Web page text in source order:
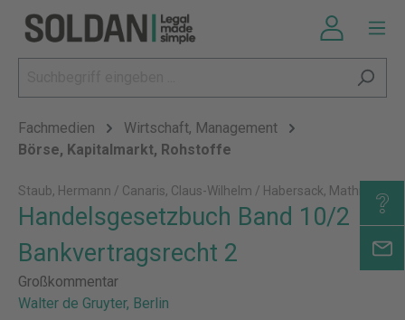
Fachmedien
Wirtschaft, Management
Börse, Kapitalmarkt, Rohstoffe
Staub, Hermann / Canaris, Claus-Wilhelm / Habersack, Mathias
Handelsgesetzbuch Band 10/2
Bankvertragsrecht 2
Großkommentar
Walter de Gruyter, Berlin